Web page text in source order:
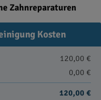
Zahnreparaturen
Kosten
120,00 €
0,00 €
120,00 €